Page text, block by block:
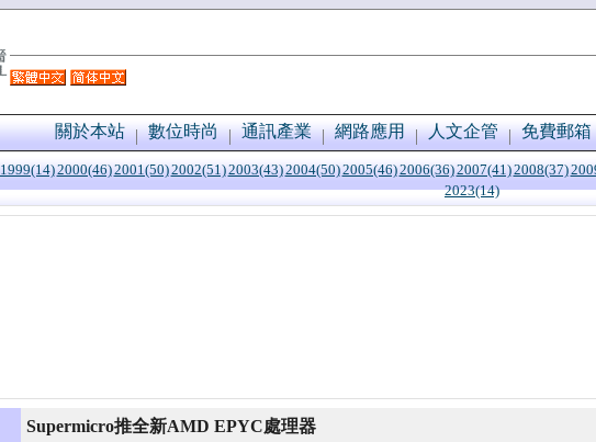
關於本站 數位時尚 通訊產業 網路應用 人文企管 免費郵箱
1999(14)2000(46)2001(50)2002(51)2003(43)2004(50)2005(46)2006(36)2007(41)2008(37)
2023(14)
Supermicro推全新AMD EPYC處理器